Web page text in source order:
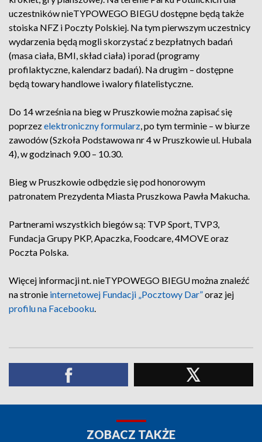
uczestników nieTYPOWEGO BIEGU dostępne będą także
stoiska NFZ i Poczty Polskiej. Na tym pierwszym uczestnicy
wydarzenia będą mogli skorzystać z bezpłatnych badań
(masa ciała, BMI, skład ciała) i porad (programy
profilaktyczne, kalendarz badań). Na drugim – dostępne
będą towary handlowe i walory filatelistyczne.
Do 14 września na bieg w Pruszkowie można zapisać się
poprzezelektroniczny formularz, po tym terminie – w biurze
zawodów (Szkoła Podstawowa nr 4 w Pruszkowie ul. Hubala
4), w godzinach 9.00 – 10.30.
Bieg w Pruszkowie odbędzie się pod honorowym
patronatem Prezydenta Miasta Pruszkowa Pawła Makucha.
Partnerami wszystkich biegów są: TVP Sport, TVP3,
Fundacja Grupy PKP, Apaczka, Foodcare, 4MOVE oraz
Poczta Polska.
Więcej informacji nt. nieTYPOWEGO BIEGU można znaleźć
na stronie internetowej Fundacji „Pocztowy Dar”oraz jej
profilu na Facebooku.
ZOBACZ TAKŻE